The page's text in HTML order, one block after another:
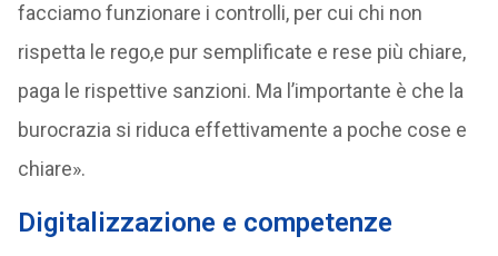
facciamo funzionare i controlli, per cui chi non
rispetta le rego,e pur semplificate e rese più chiare,
paga le rispettive sanzioni. Ma l’importante è che la
burocrazia si riduca effettivamente a poche cose e
chiare».
Digitalizzazione e competenze